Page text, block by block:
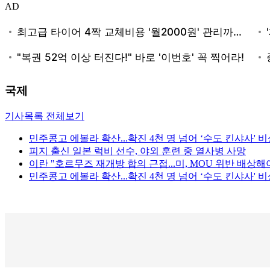
AD
국제
기사목록 전체보기
민주콩고 에볼라 확산...확진 4천 명 넘어 ‘수도 킨샤사' 비
피지 출신 일본 럭비 선수, 야외 훈련 중 열사병 사망
이란 "호르무즈 재개방 합의 근접...미, MOU 위반 배상해
민주콩고 에볼라 확산...확진 4천 명 넘어 ‘수도 킨샤사' 비